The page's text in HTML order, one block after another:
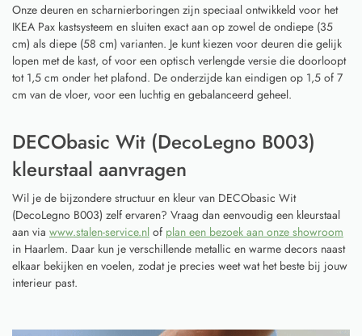
Onze deuren en scharnierboringen zijn speciaal ontwikkeld voor het
IKEA Pax kastsysteem en sluiten exact aan op zowel de ondiepe (35
cm) als diepe (58 cm) varianten. Je kunt kiezen voor deuren die gelijk
lopen met de kast, of voor een optisch verlengde versie die doorloopt
tot 1,5 cm onder het plafond. De onderzijde kan eindigen op 1,5 of 7
cm van de vloer, voor een luchtig en gebalanceerd geheel.
DECObasic Wit (DecoLegno B003)
kleurstaal aanvragen
Wil je de bijzondere structuur en kleur van DECObasic Wit
(DecoLegno B003) zelf ervaren? Vraag dan eenvoudig een kleurstaal
aan via www.stalen-service.nl of plan een bezoek aan onze showroom
in Haarlem. Daar kun je verschillende metallic en warme decors naast
elkaar bekijken en voelen, zodat je precies weet wat het beste bij jouw
interieur past.